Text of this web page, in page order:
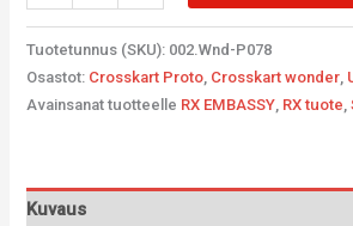
Tuotetunnus (SKU): 002.Wnd-P078
Osastot: Crosskart Proto Crosskart wonder
Avainsanat tuotteelle RX EMBASSY RX tuote ,
Kuvaus